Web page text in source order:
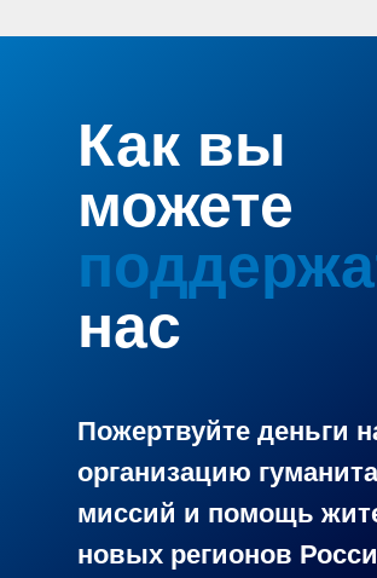
Как вы
можете
нас
Пожертвуйте деньги
организацию
миссий и помощь
новых регионов